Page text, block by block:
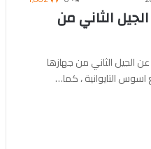
الثاني من
الثاني من جهازها